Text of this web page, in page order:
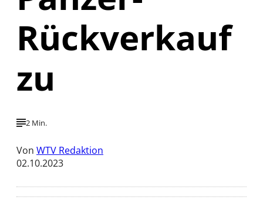
Rückverkauf
zu
2 Min.
Von WTV Redaktion
02.10.2023